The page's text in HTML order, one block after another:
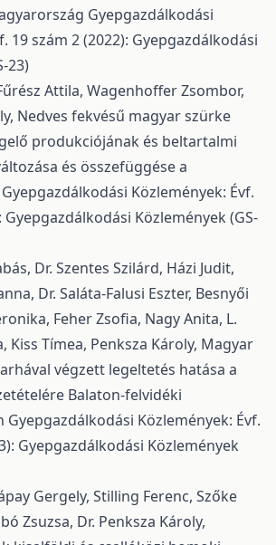
Gyepgazdálkodási
19 szám 2 (2022): Gyepgazdálkodási
23)
Attila, Wagenhoffer Zsombor,
Nedves fekvésű magyar szürke
produkciójának és beltartalmi
és összefüggése a
Gyepgazdálkodási Közlemények: Évf.
Gyepgazdálkodási Közlemények (GS-
Dr. Szentes Szilárd, Házi Judit,
Dr. Saláta-Falusi Eszter, Besnyői
Feher Zsofia, Nagy Anita, L.
Kiss Tímea, Penksza Károly, Magyar
végzett legeltetés hatása a
Balaton-felvidéki
Gyepgazdálkodási Közlemények: Évf.
Gyepgazdálkodási Közlemények
Gergely, Stilling Ferenc, Szőke
Zsuzsa, Dr. Penksza Károly,